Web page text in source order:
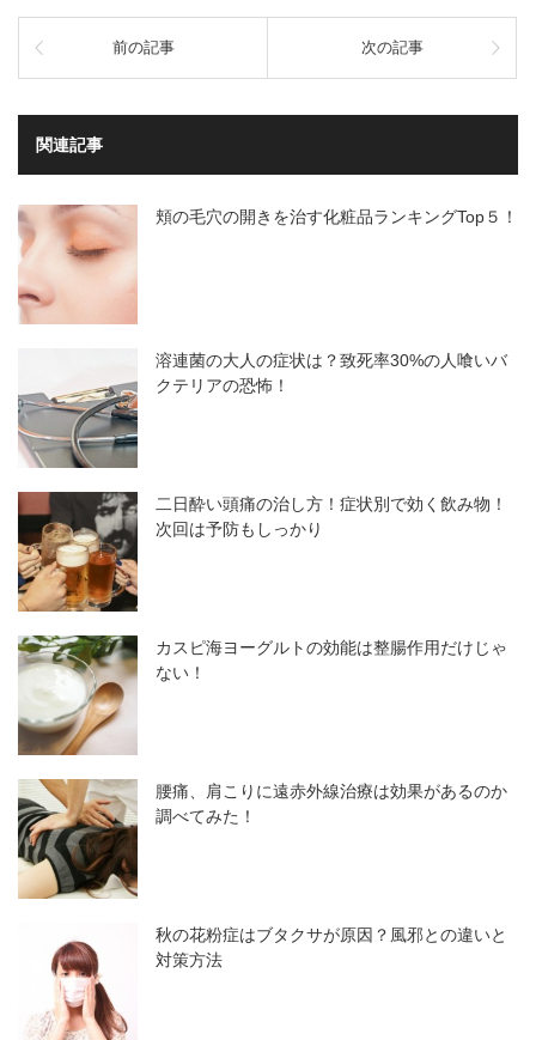
前の記事 次の記事
関連記事
頬の毛穴の開きを治す化粧品ランキングTop５！
溶連菌の大人の症状は？致死率30%の人喰いバ
クテリアの恐怖！
二日酔い頭痛の治し方！症状別で効く飲み物！
次回は予防もしっかり
カスピ海ヨーグルトの効能は整腸作用だけじゃ
ない！
腰痛、肩こりに遠赤外線治療は効果があるのか
調べてみた！
秋の花粉症はブタクサが原因？風邪との違いと
対策方法